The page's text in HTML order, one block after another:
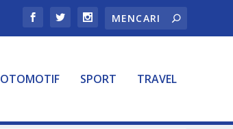
OTOMOTIF SPORT TRAVEL